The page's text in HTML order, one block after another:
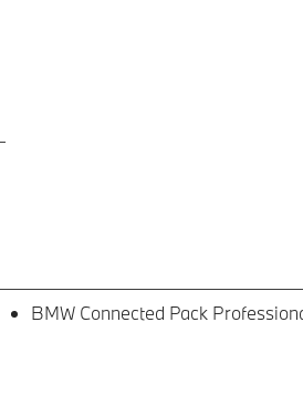
BMW Connected Pack